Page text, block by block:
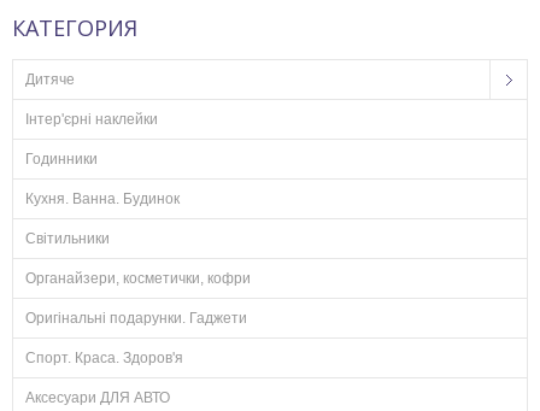
КАТЕГОРИЯ
Дитяче
Інтер'єрні наклейки
Годинники
Кухня. Ванна. Будинок
Світильники
Органайзери, косметички, кофри
Оригінальні подарунки. Гаджети
Спорт. Краса. Здоров'я
Аксесуари ДЛЯ АВТО